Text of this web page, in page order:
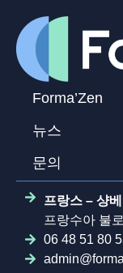
Forma’Zen
뉴스
문의
프랑스 – 샹베
프랑수아 불
06 48 51 80